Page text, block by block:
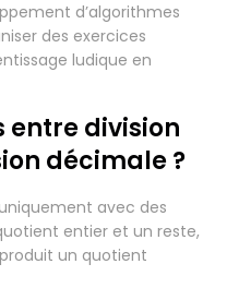
d’algorithmes
des exercices
ludique en
entre division
décimale ?
avec des
entier et un reste,
un quotient